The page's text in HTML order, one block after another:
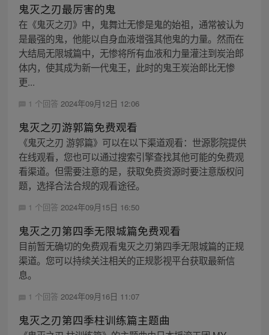
鬼灭之刃最厉害的鬼
在《鬼灭之刃》中，鬼舞辻无惨是鬼的始祖，通常被认为
是最强的鬼，他能以自身血液增强其他鬼的力量。然而在
大结局无限城篇中，无惨将所有血液和力量灌注到炭治郎
体内，使其成为新一代鬼王，此时的鬼王炭治郎比无惨
更...
1 个回答 2024年09月12日 12:06
鬼灭之刃游郭篇免费观看
《鬼灭之刃 游郭篇》可以在以下渠道观看：世源影院提供
在线观看，您也可以通过搜索引擎查找其他可能的免费观
看渠道。但需要注意的是，获取免费资源时要注意版权问
题，选择合法合规的观看途径。
1 个回答 2024年09月15日 16:50
鬼灭之刃第四季无限城篇免费观看
目前暂无确切的免费观看鬼灭之刃第四季无限城篇的正规
渠道。您可以持续关注相关的正规影视平台获取最新信
息。
1 个回答 2024年09月16日 11:07
鬼灭之刃第四季柱训练篇主题曲